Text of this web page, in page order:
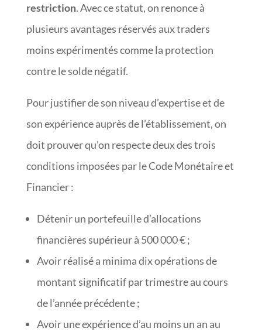
restriction. Avec ce statut, on renonce à
plusieurs avantages réservés aux traders
moins expérimentés comme la protection
contre le solde négatif.
Pour justifier de son niveau d’expertise et de
son expérience auprès de l’établissement, on
doit prouver qu’on respecte deux des trois
conditions imposées par le Code Monétaire et
Financier :
Détenir un portefeuille d’allocations
financières supérieur à 500 000 € ;
Avoir réalisé a minima dix opérations de
montant significatif par trimestre au cours
de l’année précédente ;
Avoir une expérience d’au moins un an au